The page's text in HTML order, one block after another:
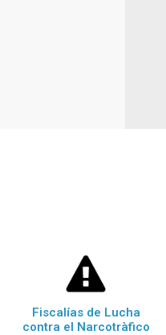
Fiscalías de Lucha
contra el Narcotràfico